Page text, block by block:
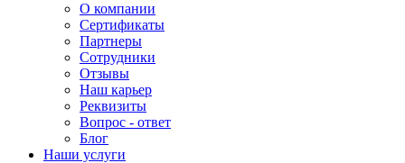
О компании
Сертификаты
Партнеры
Сотрудники
Отзывы
Наш карьер
Реквизиты
Вопрос - ответ
Блог
Наши услуги